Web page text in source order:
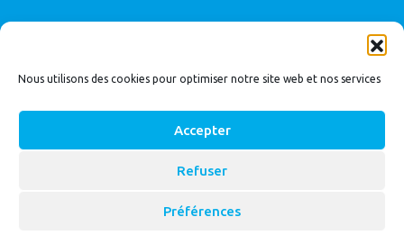
Nous utilisons des cookies pour optimiser notre site web et nos services
Accepter
Refuser
Préférences